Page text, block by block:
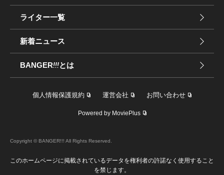
ライター一覧
新着ニュース
BANGER!!!とは
個人情報保護規約 運営会社 お問い合わせ
Powered by MoviePlus
Copyright © BANGER!!! All Rights Reserved.
このホームページに掲載されているデータを権利者の許諾なく使用すること
を禁じます。